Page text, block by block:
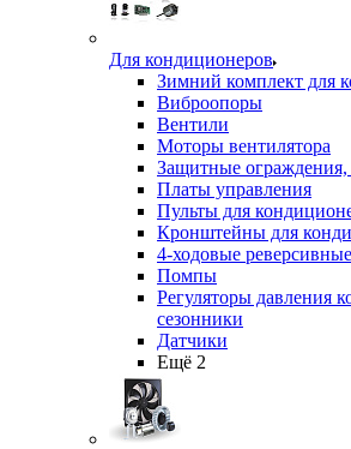
Для кондиционеров
Зимний комплект для
Виброопоры
Вентили
Моторы вентилятора
Защитные ограждения,
Платы управления
Пульты для
Кронштейны для
4-ходовые
Помпы
Регуляторы давления
сезонники
Датчики
Ещё 2